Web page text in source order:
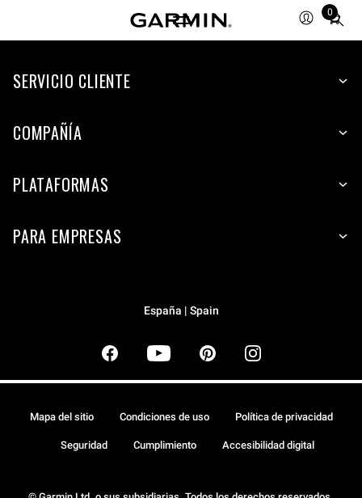
0
Total
items
cart:
SERVICIO CLIENTE
COMPAÑÍA
PLATAFORMAS
PARA EMPRESAS
España | Spain
Mapa del sitio Condiciones de uso Política de privacidad
Seguridad Cumplimiento Accesibilidad digital